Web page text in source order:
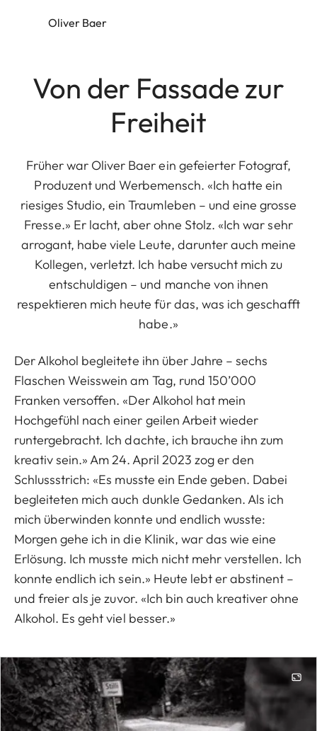
Oliver Baer
Von der Fassade zur
Freiheit
Früher war Oliver Baer ein gefeierter Fotograf,
Produzent und Werbemensch. «Ich hatte ein
riesiges Studio, ein Traumleben – und eine grosse
Fresse.» Er lacht, aber ohne Stolz. «Ich war sehr
arrogant, habe viele Leute, darunter auch meine
Kollegen, verletzt. Ich habe versucht mich zu
entschuldigen – und manche von ihnen
respektieren mich heute für das, was ich geschafft
habe.»
Der Alkohol begleitete ihn über Jahre – sechs
Flaschen Weisswein am Tag, rund 150’000
Franken versoffen. «Der Alkohol hat mein
Hochgefühl nach einer geilen Arbeit wieder
runtergebracht. Ich dachte, ich brauche ihn zum
kreativ sein.» Am 24. April 2023 zog er den
Schlussstrich: «Es musste ein Ende geben. Dabei
begleiteten mich auch dunkle Gedanken. Als ich
mich überwinden konnte und endlich wusste:
Morgen gehe ich in die Klinik, war das wie eine
Erlösung. Ich musste mich nicht mehr verstellen. Ich
konnte endlich ich sein.» Heute lebt er abstinent –
und freier als je zuvor. «Ich bin auch kreativer ohne
Alkohol. Es geht viel besser.»